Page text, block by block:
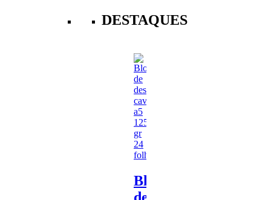
DESTAQUES
Bloco
de